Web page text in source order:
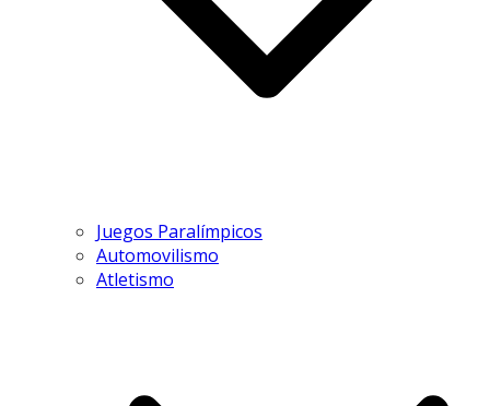
Juegos Paralímpicos
Automovilismo
Atletismo